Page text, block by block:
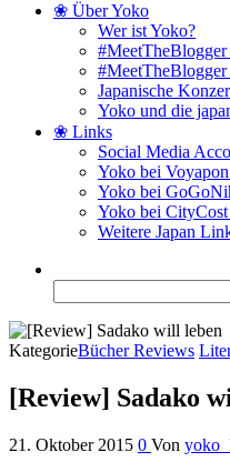
❀ Über Yoko
Wer ist Yoko?
Japanische
Yoko und die
❀ Links
Social Media
Yoko bei
Yoko bei
Yoko bei
Weitere Japan
nach:
KategorieBücher Reviews
[Review] Sadako
21. Oktober 2015 0 Von